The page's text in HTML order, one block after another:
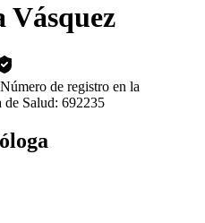
Vásquez
de registro en la
de Salud: 692235